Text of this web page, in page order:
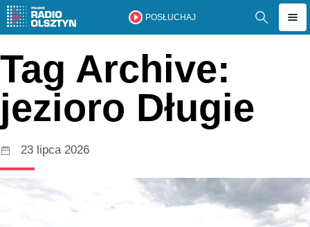
POSŁUCHAJ
Tag Archive:
jezioro Długie
23 lipca 2026